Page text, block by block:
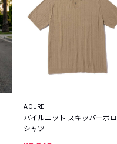
AOURE
パイルニット スキッパーポロ
シャツ